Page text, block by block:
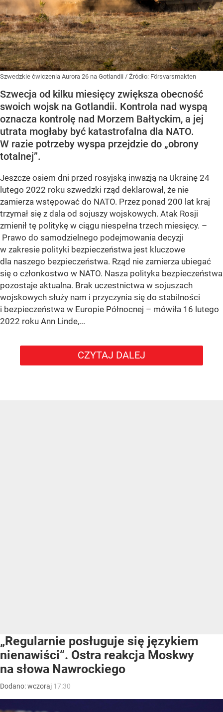
Szwedzkie ćwiczenia Aurora 26 na Gotlandii / Źródło: Försvarsmakten
Szwecja od kilku miesięcy zwiększa obecność
swoich wojsk na Gotlandii. Kontrola nad wyspą
oznacza kontrolę nad Morzem Bałtyckim, a jej
utrata mogłaby być katastrofalna dla NATO.
W razie potrzeby wyspa przejdzie do „obrony
totalnej”.
Jeszcze osiem dni przed rosyjską inwazją na Ukrainę 24
lutego 2022 roku szwedzki rząd deklarował, że nie
zamierza wstępować do NATO. Przez ponad 200 lat kraj
trzymał się z dala od sojuszy wojskowych. Atak Rosji
zmienił tę politykę w ciągu niespełna trzech miesięcy. –
Prawo do samodzielnego podejmowania decyzji
w zakresie polityki bezpieczeństwa jest kluczowe
dla naszego bezpieczeństwa. Rząd nie zamierza ubiegać
się o członkostwo w NATO. Nasza polityka bezpieczeństwa
pozostaje aktualna. Brak uczestnictwa w sojuszach
wojskowych służy nam i przyczynia się do stabilności
i bezpieczeństwa w Europie Północnej – mówiła 16 lutego
2022 roku Ann Linde,...
CZYTAJ DALEJ
„Regularnie posługuje się językiem
nienawiści”. Ostra reakcja Moskwy
na słowa Nawrockiego
Dodano:wczoraj 17:30